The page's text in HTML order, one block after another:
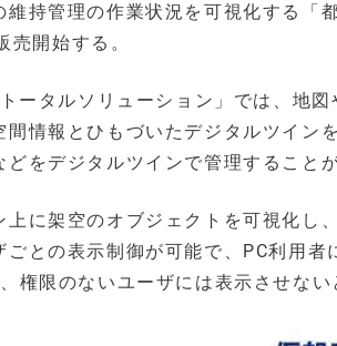
持管理の作業状況を可視化する「
開始する。
ータルソリューション」では、地
情報とひもづいたデジタルツイン
をデジタルツインで管理することが
上に架空のオブジェクトを可視化し
ごとの表示制御が可能で、PC利用
権限のないユーザには表示させない